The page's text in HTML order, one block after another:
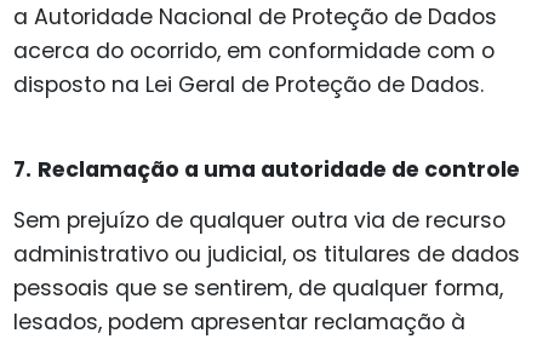
a Autoridade Nacional de Proteção de Dados
acerca do ocorrido, em conformidade com o
disposto na Lei Geral de Proteção de Dados.
7. Reclamação a uma autoridade de controle
Sem prejuízo de qualquer outra via de recurso
administrativo ou judicial, os titulares de dados
pessoais que se sentirem, de qualquer forma,
lesados, podem apresentar reclamação à